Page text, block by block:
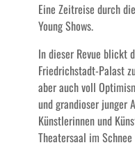
Eine Zeitreise durch
Young Shows.
In dieser Revue blickt
Friedrichstadt-Palast
aber auch voll
und grandioser junger
Künstlerinnen und
Theatersaal im